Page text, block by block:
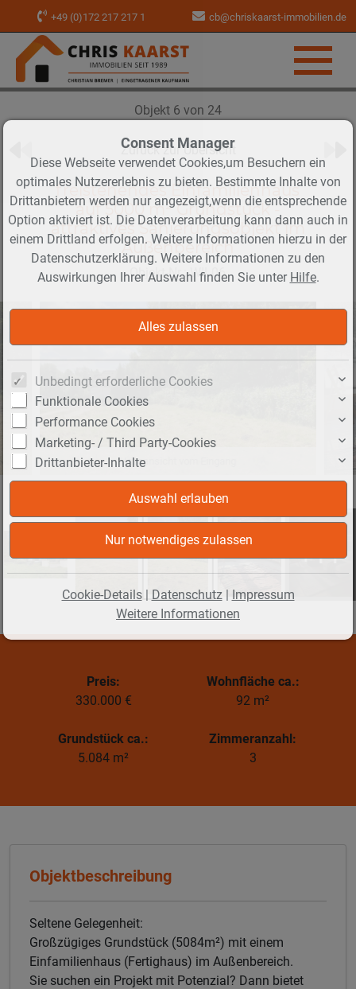
+49 (0)172 217 217 1 cb@chriskaarst-immobilien.de
Objekt 6 von 24
Zurück zur Übersicht
freistehendes Einfamilienhaus
auf 5000 m² Grundstück -
attraktives Sanierungsobjekt im
Außenbereich
Objekt-Nr.: WIL06
Hausansicht vom Eingang
+11
Preis:
330.000 €
Wohnfläche ca.:
92 m²
Grundstück ca.:
5.084 m²
Zimmeranzahl:
3
Objektbeschreibung
Seltene Gelegenheit:
Großzügiges Grundstück (5084m²) mit einem
Einfamilienhaus (Fertighaus) im Außenbereich.
Sie suchen ein Projekt mit Potenzial? Dann bietet
Consent Manager
Diese Webseite verwendet Cookies,um Besuchern ein
optimales Nutzererlebnis zu bieten. Bestimmte Inhalte von
Drittanbietern werden nur angezeigt,wenn die entsprechende
Option aktiviert ist. Die Datenverarbeitung kann dann auch in
einem Drittland erfolgen. Weitere Informationen hierzu in der
Datenschutzerklärung. Weitere Informationen zu den
Auswirkungen Ihrer Auswahl finden Sie unter Hilfe.
Unbedingt erforderliche Cookies
Funktionale Cookies
Performance Cookies
Marketing- / Third Party-Cookies
Drittanbieter-Inhalte
Cookie-Details| Datenschutz| Impressum
Weitere Informationen